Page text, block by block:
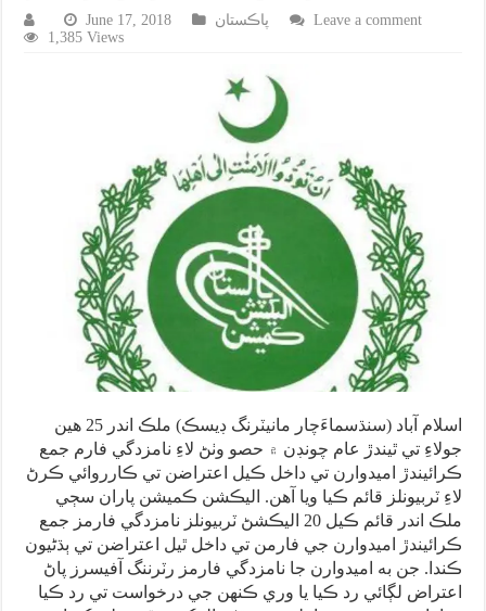
June 17, 2018 پاڪستان
Leave a comment
1,385 Views
اسلام آباد (سنڌسماءَچار مانيٽرنگ ڊيسڪ) ملڪ اندر 25 هين
جولاءِ تي ٿيندڙ عام چونڊن ۾ حصو وٺڻ لاءِ نامزدگي فارم جمع
ڪرائيندڙ اميدوارن تي داخل ڪيل اعتراضن تي ڪارروائي ڪرڻ
لاءِ ٽربيونلز قائم ڪيا ويا آهن. اليڪشن ڪميشن پاران سڄي
ملڪ اندر قائم ڪيل 20 اليڪشڻ ٽربيونلز نامزدگي فارمز جمع
ڪرائيندڙ اميدوارن جي فارمن تي داخل ٿيل اعتراضن تي ٻڌڻيون
ڪندا. جن به اميدوارن جا نامزدگي فارمز رٽرننگ آفيسرز پاڻ
اعتراض لڳائي رد ڪيا يا وري ڪنهن جي درخواست تي رد ڪيا